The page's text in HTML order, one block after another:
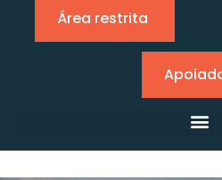
Área restrita